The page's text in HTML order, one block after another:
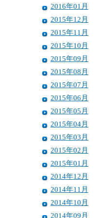
2016年01月
2015年12月
2015年11月
2015年10月
2015年09月
2015年08月
2015年07月
2015年06月
2015年05月
2015年04月
2015年03月
2015年02月
2015年01月
2014年12月
2014年11月
2014年10月
2014年09月